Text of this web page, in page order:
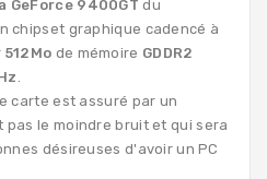
GeForce 9400GT du
chipset graphique cadencé à
512Mo de mémoire GDDR2
carte est assuré par un
pas le moindre bruit et qui sera
désireuses d'avoir un PC